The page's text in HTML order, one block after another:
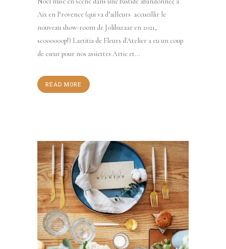
Aix en Provence (qui va d’ailleurs accueillir le
nouveau show-room de Jolibazaar en 2021,
scoooooop!) Laetitia de Fleurs d'Atelier a eu un coup
de cœur pour nos assiettes Artic et...
READ MORE